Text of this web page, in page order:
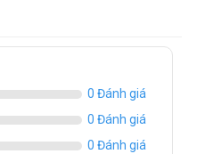
0 Đánh giá
0 Đánh giá
0 Đánh giá